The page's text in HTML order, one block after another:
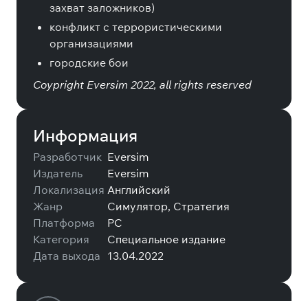
захват заложников)
конфликт с террористическими
организациями
городские бои
Coypright Eversim 2022, all rights reserved
Информация
Разработчик Eversim
Издатель
Eversim
Локализация Английский
Жанр
Симулятор, Стратегия
Платформа
PC
Категория
Специальное издание
Дата выхода 13.04.2022